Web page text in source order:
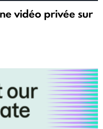
vidéo privée sur